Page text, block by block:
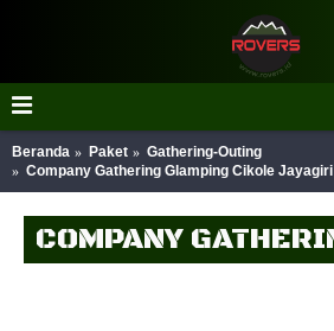
Beranda Paket
Gathering-Outing
Company Gathering Glamping Cikole Jayagiri